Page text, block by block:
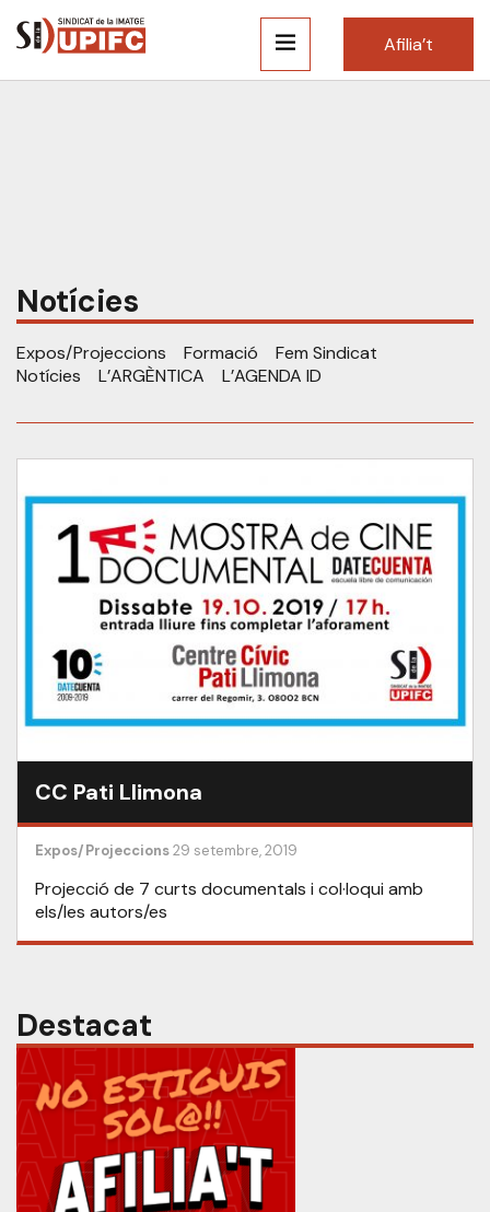
Afilia’t
Notícies
Expos/Projeccions Formació
Fem Sindicat
Notícies
L’ARGÈNTICA L’AGENDA ID
CC Pati Llimona
Expos/Projeccions29 setembre, 2019
Projecció de 7 curts documentals i col·loqui amb
els/les autors/es
Destacat